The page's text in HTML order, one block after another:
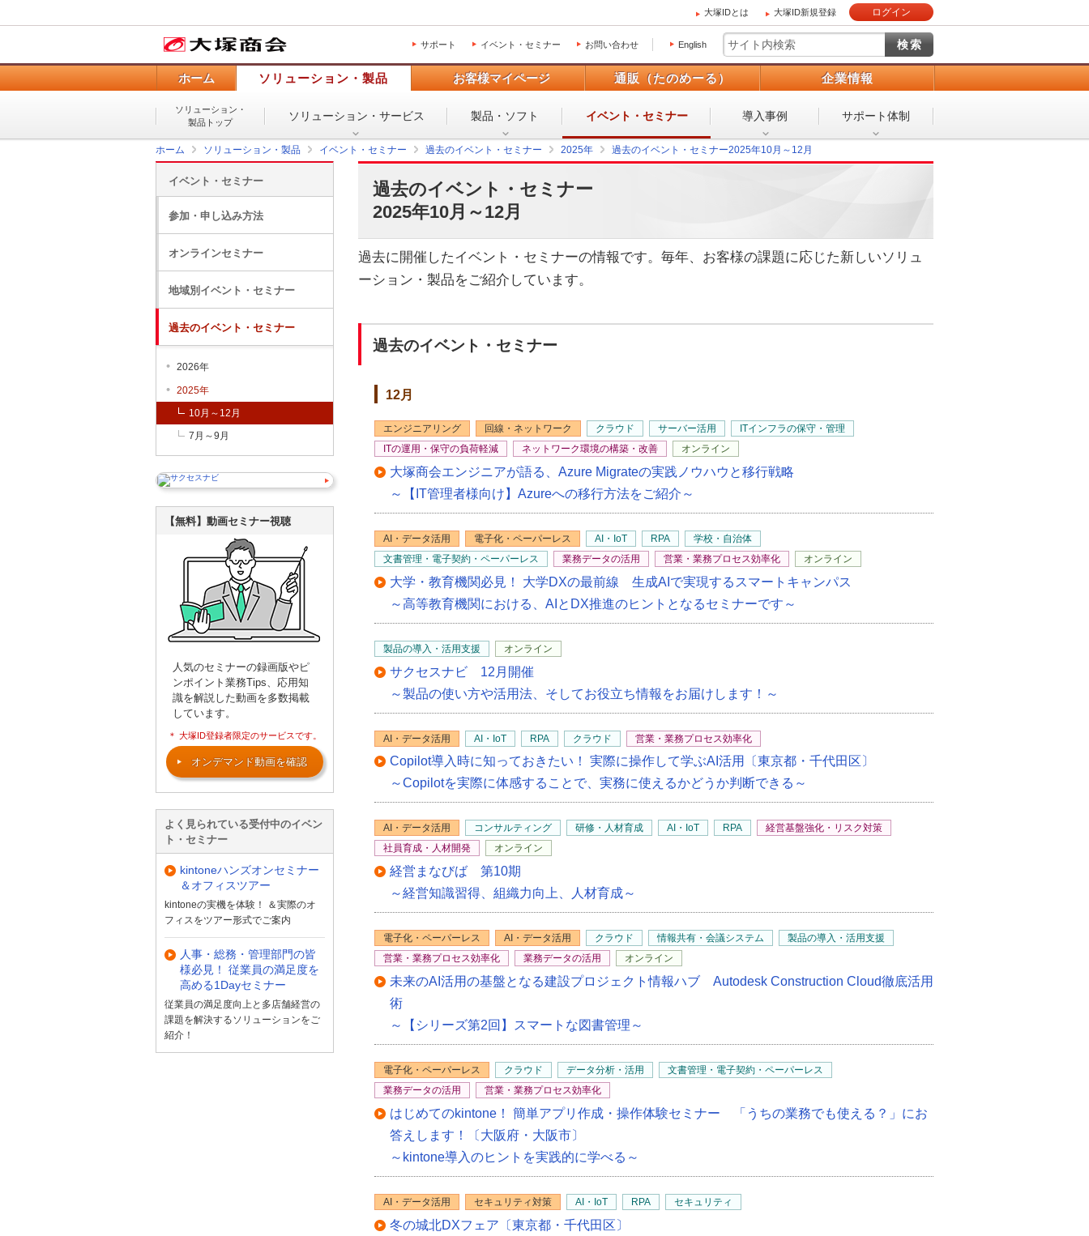
大塚IDとは 大塚ID新規登録 ログイン
サポート イベント・セミナー お問い合わせ English
ホーム ソリューション・製品 お客様マイページ 通販（たのめーる） 企業情報
ソリューション・
製品トップ
ソリューション・ サービス 製品・ソフト イベント・ セミナー 導入事例 サポート体制
ホーム ソリューション・製品 イベント・セミナー 過去のイベント・セミナー 2025年 過去のイベント・セミナー2025年10月～12月
過去のイベント・セミナー
2025年10月～12月
過去に開催したイベント・セミナーの情報です。毎年、お客様の課題に応じた新しいソリュ
ーション・製品をご紹介しています。
過去のイベント・セミナー
12月
エンジニアリング 回線・ネットワーク クラウド サーバー活用
ITインフラの保守・管理
ITの運用・保守の負荷軽減
ネットワーク環境の構築・改善 オンライン
大塚商会エンジニアが語る、Azure Migrateの実践ノウハウと移行戦略
～【IT管理者様向け】Azureへの移行方法をご紹介～
AI・データ活用 電子化・ペーパーレス AI・IoT RPA
学校・自治体
文書管理・電子契約・ペーパーレス
業務データの活用 営業・業務プロセス効率化 オンライン
大学・教育機関必見！ 大学DXの最前線 生成AIで実現するスマートキャンパス
～高等教育機関における、AIとDX推進のヒントとなるセミナーです～
製品の導入・活用支援 オンライン
サクセスナビ 12月開催
～製品の使い方や活用法、そしてお役立ち情報をお届けします！～
AI・データ活用 AI・IoT RPA クラウド 営業・業務プロセス効率化
Copilot導入時に知っておきたい！ 実際に操作して学ぶAI活用〔東京都・千代田区〕
～Copilotを実際に体感することで、実務に使えるかどうか判断できる～
AI・データ活用 コンサルティング 研修・人材育成 AI・IoT RPA
経営基盤強化・リスク対策
社員育成・人材開発
オンライン
経営まなびば 第10期
～経営知識習得、組織力向上、人材育成～
電子化・ペーパーレス AI・データ活用 クラウド 情報共有・会議システム
製品の導入・活用支援
営業・業務プロセス効率化
業務データの活用 オンライン
未来のAI活用の基盤となる建設プロジェクト情報ハブ Autodesk Construction Cloud徹底活用
術
～【シリーズ第2回】スマートな図書管理～
電子化・ペーパーレス クラウド データ分析・活用
文書管理・電子契約・ペーパーレス
業務データの活用
営業・業務プロセス効率化
はじめてのkintone！ 簡単アプリ作成・操作体験セミナー 「うちの業務でも使える？」にお
答えします！〔大阪府・大阪市〕
～kintone導入のヒントを実践的に学べる～
AI・データ活用 セキュリティ対策 AI・IoT RPA セキュリティ
冬の城北DXフェア〔東京都・千代田区〕
イベント・セミナー
参加・申し込み方法
オンラインセミナー
地域別イベント・セミナー
過去のイベント・セミナー
2026年
2025年
10月～12月
7月～9月
【無料】動画セミナー視聴
人気のセミナーの録画版やピ
ンポイント業務Tips、応用知
識を解説した動画を多数掲載
しています。
＊ 大塚ID登録者限定のサービスです。
オンデマンド動画を確認
よく見られている受付中のイベン
ト・セミナー
kintoneハンズオンセミナー
＆オフィスツアー
kintoneの実機を体験！ ＆実際のオ
フィスをツアー形式でご案内
人事・総務・管理部門の皆
様必見！ 従業員の満足度を
高める1Dayセミナー
従業員の満足度向上と多店舗経営の
課題を解決するソリューションをご
紹介！